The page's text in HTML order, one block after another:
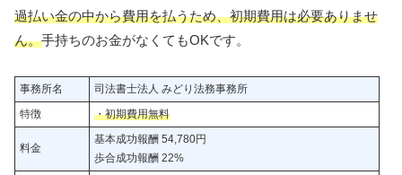
過払い金の中から費用を払うため、初期費用は必要ありませ
ん。手持ちのお金がなくてもOKです。
事務所名
司法書士法人 みどり法務事務所
特徴
・初期費用無料
料金
基本成功報酬 54,780円
歩合成功報酬 22%